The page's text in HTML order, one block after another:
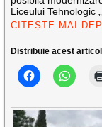
Liceului Tehnologic
CITEȘTE MAI
Distribuie acest articol